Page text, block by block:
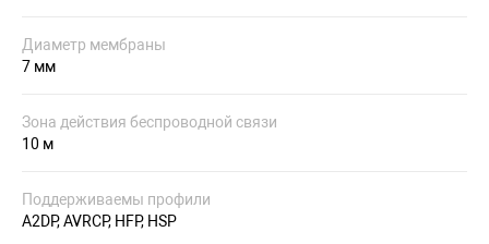
Диаметр мембраны
7 мм
Зона действия беспроводной связи
10 м
Поддерживаемы профили
A2DP, AVRCP, HFP, HSP